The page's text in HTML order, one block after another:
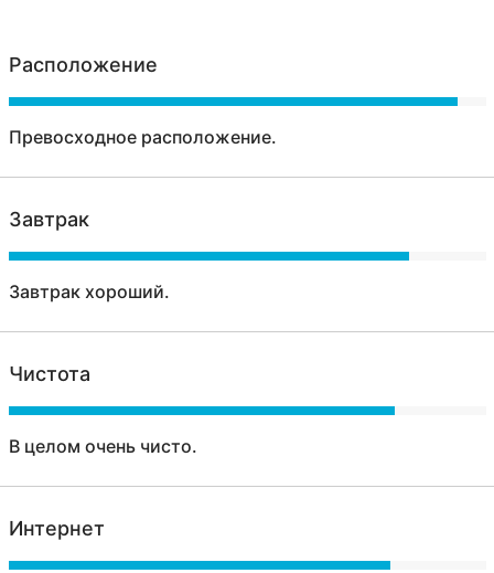
Расположение
Превосходное расположение.
Завтрак
Завтрак хороший.
Чистота
В целом очень чисто.
Интернет